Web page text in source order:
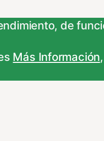
de
Más Información,